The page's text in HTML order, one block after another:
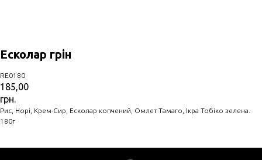
Есколар грін
RE0180
185,00
грн.
Рис, Норі, Крем-Сир, Есколар копчений, Омлет Тамаго, Ікра Тобіко зелена.
180г